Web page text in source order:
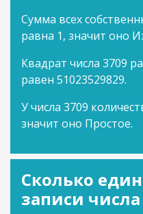
Сумма всех
равна 1, значит оно
Квадрат числа 3709
равен 51023529829.
У числа 3709
значит оно Простое.
Сколько
записи числа